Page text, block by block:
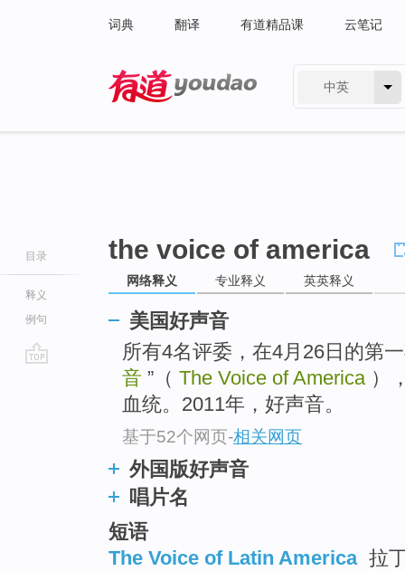
词典 翻译 有道精品课 云笔记
中英
目录
释义
例句
the voice of america
网络释义 专业释义 英英释义
美国好声音
所有4名评委，在4月26日的第
音 ”（ The Voice of America）
血统。2011年，好声音。
基于52个网页-相关网页
外国版好声音
唱片名
短语
The Voice of Latin America 拉